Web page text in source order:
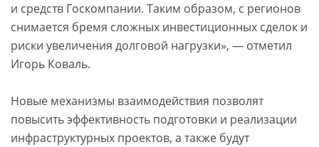
и средств Госкомпании. Таким образом, с регионов
снимается бремя сложных инвестиционных сделок и
риски увеличения долговой нагрузки», — отметил
Игорь Коваль.
Новые механизмы взаимодействия позволят
повысить эффективность подготовки и реализации
инфраструктурных проектов, а также будут